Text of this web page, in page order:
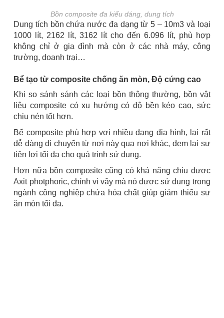
Bồn composite đa kiểu dáng, dung tích
Dung tích bồn chứa nước đa dạng từ 5 – 10m3 và loại
1000 lít, 2162 lít, 3162 lít cho đến 6.096 lít, phù hợp
không chỉ ở gia đình mà còn ở các nhà máy, công
trường, doanh trại…
Bể tạo từ composite chống ăn mòn, Độ cứng cao
Khi so sánh sánh các loại bồn thông thường, bồn vật
liệu composite có xu hướng có độ bền kéo cao, sức
chịu nén tốt hơn.
Bể composite phù hợp vơi nhiều dạng địa hình, lại rất
dễ dàng di chuyển từ nơi này qua nơi khác, đem lại sự
tiện lợi tối đa cho quá trình sử dụng.
Hơn nữa bồn composite cũng có khả năng chịu được
Axit photphoric, chính vì vậy mà nó được sử dụng trong
ngành công nghiệp chứa hóa chất giúp giảm thiểu sự
ăn mòn tối đa.